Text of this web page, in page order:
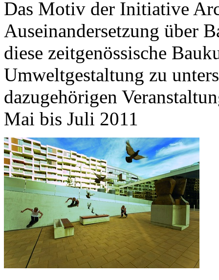
Das Motiv der Initiative
Auseinandersetzung über
diese zeitgenössische
Umweltgestaltung zu
dazugehörigen
Mai bis Juli 2011